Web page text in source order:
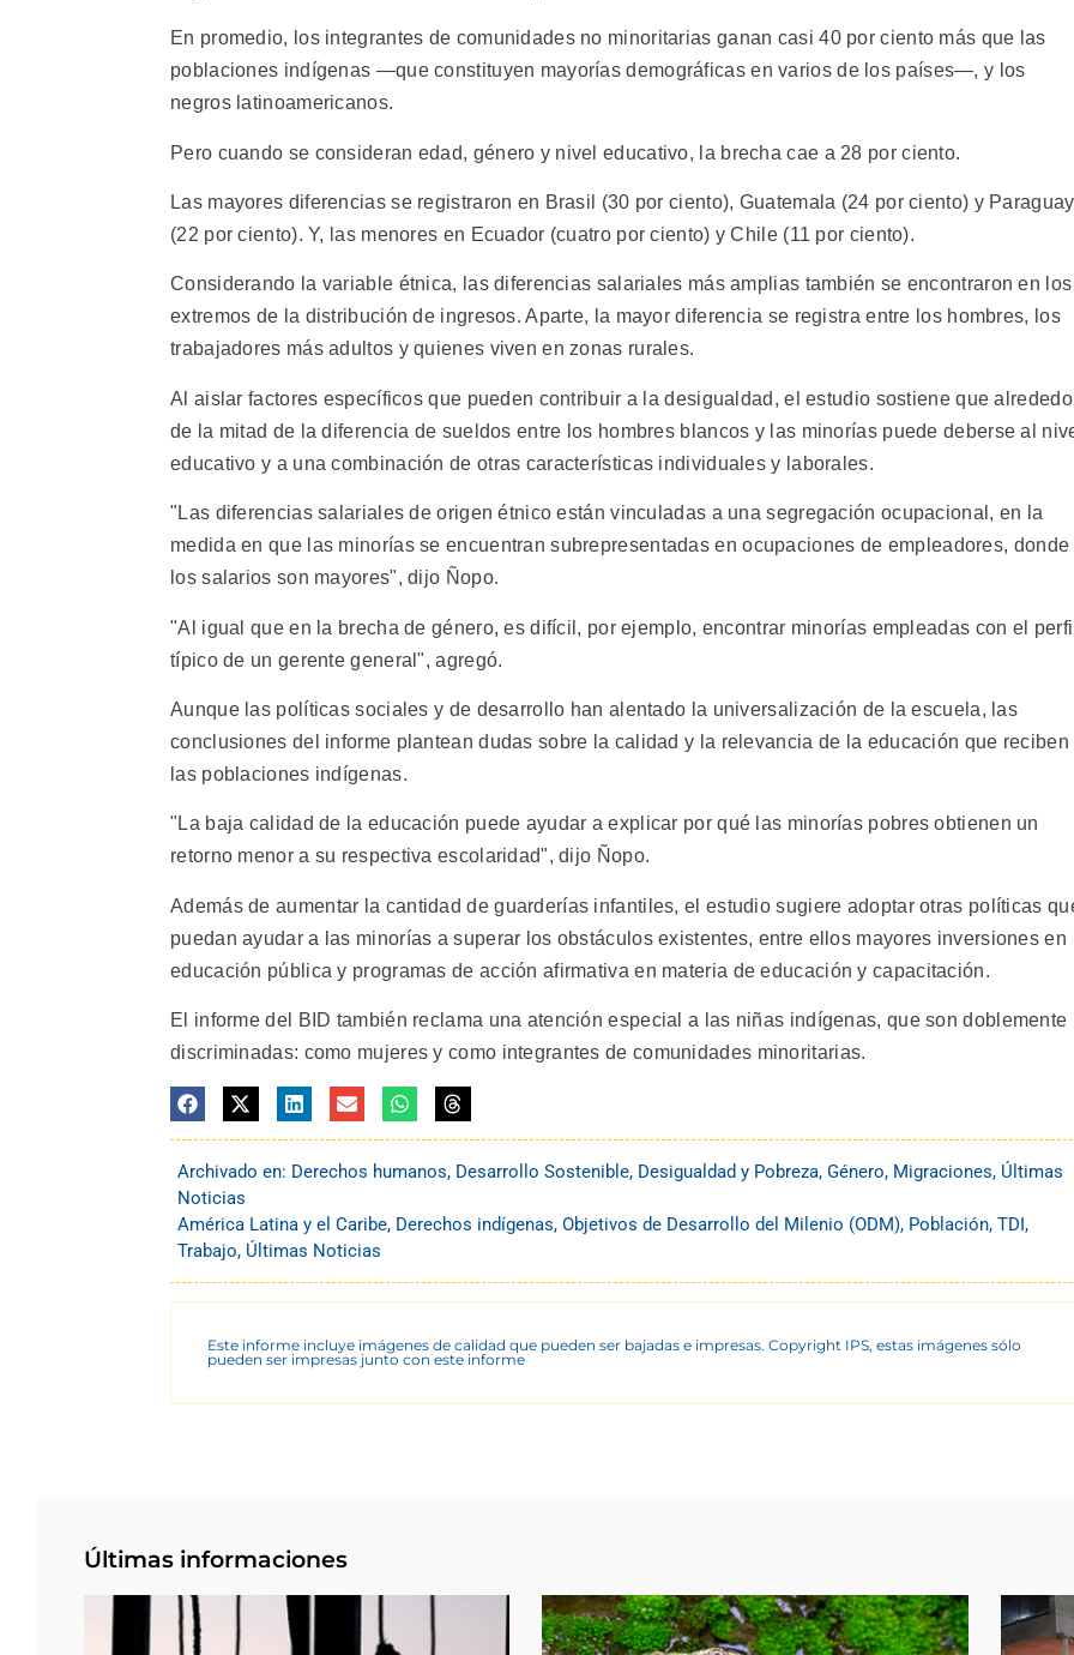
En promedio, los integrantes de comunidades no minoritarias ganan casi 40 por ciento más que las
poblaciones indígenas —que constituyen mayorías demográficas en varios de los países—, y los
negros latinoamericanos.
Pero cuando se consideran edad, género y nivel educativo, la brecha cae a 28 por ciento.
Las mayores diferencias se registraron en Brasil (30 por ciento), Guatemala (24 por ciento) y Paraguay
(22 por ciento). Y, las menores en Ecuador (cuatro por ciento) y Chile (11 por ciento).
Considerando la variable étnica, las diferencias salariales más amplias también se encontraron en los
extremos de la distribución de ingresos. Aparte, la mayor diferencia se registra entre los hombres, los
trabajadores más adultos y quienes viven en zonas rurales.
Al aislar factores específicos que pueden contribuir a la desigualdad, el estudio sostiene que
de la mitad de la diferencia de sueldos entre los hombres blancos y las minorías puede deberse al
educativo y a una combinación de otras características individuales y laborales.
"Las diferencias salariales de origen étnico están vinculadas a una segregación ocupacional, en la
medida en que las minorías se encuentran subrepresentadas en ocupaciones de empleadores, donde
los salarios son mayores", dijo Ñopo.
"Al igual que en la brecha de género, es difícil, por ejemplo, encontrar minorías empleadas con el
típico de un gerente general", agregó.
Aunque las políticas sociales y de desarrollo han alentado la universalización de la escuela, las
conclusiones del informe plantean dudas sobre la calidad y la relevancia de la educación que reciben
las poblaciones indígenas.
"La baja calidad de la educación puede ayudar a explicar por qué las minorías pobres obtienen un
retorno menor a su respectiva escolaridad", dijo Ñopo.
Además de aumentar la cantidad de guarderías infantiles, el estudio sugiere adoptar otras políticas
puedan ayudar a las minorías a superar los obstáculos existentes, entre ellos mayores inversiones en
educación pública y programas de acción afirmativa en materia de educación y capacitación.
El informe del BID también reclama una atención especial a las niñas indígenas, que son doblemente
discriminadas: como mujeres y como integrantes de comunidades minoritarias.
Archivado en: Derechos humanos, Desarrollo Sostenible, Desigualdad y Pobreza, Género, Migraciones, Últimas
Noticias
América Latina y el Caribe, Derechos indígenas, Objetivos de Desarrollo del Milenio (ODM), Población, TDI,
Trabajo, Últimas Noticias
Este informe incluye imágenes de calidad que pueden ser bajadas e impresas. Copyright IPS, estas imágenes sólo
pueden ser impresas junto con este informe
Últimas informaciones